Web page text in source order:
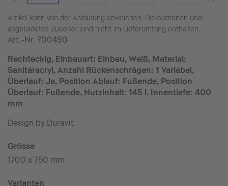
Artikel kann von der Abbildung abweichen. Dekorationen und
abgebildetes Zubehör sind nicht im Lieferumfang enthalten.
Art.-Nr. 700490
Rechteckig, Einbauart: Einbau, Weiß, Material:
Sanitäracryl, Anzahl Rückenschrägen: 1 Variabel,
Überlauf: Ja, Position Ablauf: Fußende, Position
Überlauf: Fußende, Nutzinhalt: 145 l, Innentiefe: 400
mm
Design by Duravit
Grösse
1700 x 750 mm
Varianten